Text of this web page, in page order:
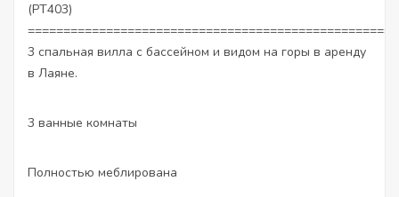
(PT403)
3 спальная вилла с бассейном и видом на горы в аренду
в Лаяне.
3 ванные комнаты
Полностью меблирована